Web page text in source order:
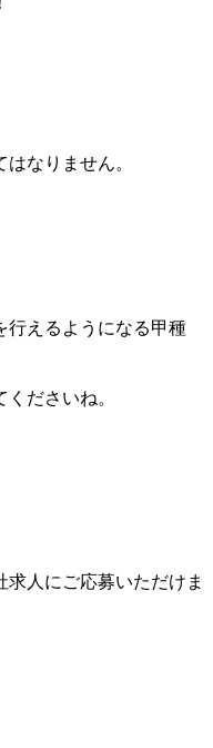
なりません。
行えるようになる甲種
ださいね。
人にご応募いただけま